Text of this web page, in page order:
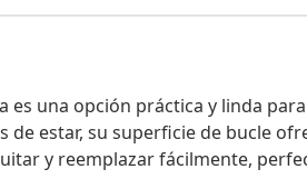
es una opción práctica y linda
estar, su superficie de bucle
y reemplazar fácilmente,